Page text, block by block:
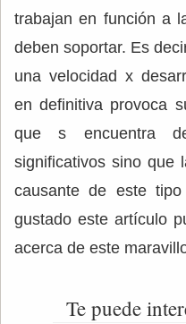
trabajan en función a
deben soportar. Es
una velocidad x
en definitiva provoca
que s encuentra
significativos sino que
causante de este
gustado este artículo
acerca de este
Te puede